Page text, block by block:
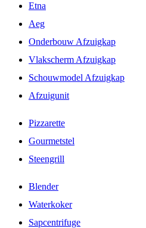
Etna
Aeg
Onderbouw Afzuigkap
Vlakscherm Afzuigkap
Schouwmodel Afzuigkap
Afzuigunit
Pizzarette
Gourmetstel
Steengrill
Blender
Waterkoker
Sapcentrifuge